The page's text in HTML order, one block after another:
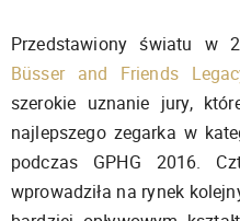
Przedstawiony światu w
Büsser and Friends
szerokie uznanie jury,
najlepszego zegarka w
podczas GPHG 2016.
wprowadziła na rynek